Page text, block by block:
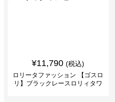
¥11,790 (税込)
ロリータファッション 【ゴスロ
リ】ブラックレースロリィタワ